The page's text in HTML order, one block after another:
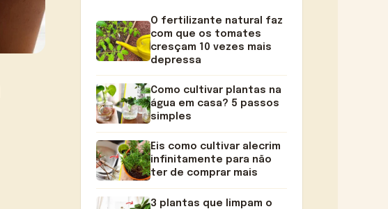
O fertilizante natural faz
com que os tomates
cresçam 10 vezes mais
depressa
Como cultivar plantas na
água em casa? 5 passos
simples
Eis como cultivar alecrim
infinitamente para não
ter de comprar mais
3 plantas que limpam o